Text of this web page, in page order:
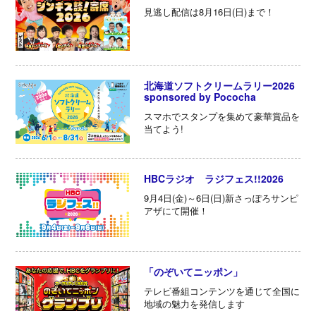
見逃し配信は8月16日(日)まで！
北海道ソフトクリームラリー2026
sponsored by Pococha
スマホでスタンプを集めて豪華賞品を
当てよう!
HBCラジオ ラジフェス!!2026
9月4日(金)～6日(日)新さっぽろサンピ
アザにて開催！
「のぞいてニッポン」
テレビ番組コンテンツを通じて全国に
地域の魅力を発信します